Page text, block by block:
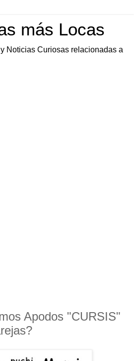
más Locas
Noticias Curiosas relacionadas a
Apodos "CURSIS"